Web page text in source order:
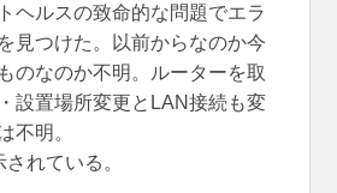
ヘルスの致命的な問題でエラ
見つけた。以前からなのか今
のなのか不明。ルーターを取
設置場所変更とLAN接続も変
不明。
れている。